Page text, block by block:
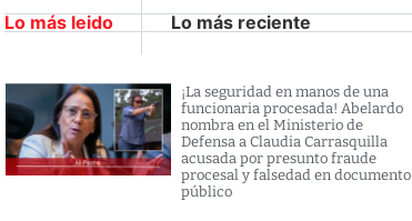
Lo más leido Lo más reciente
¡La seguridad en manos de una
funcionaria procesada! Abelardo
nombra en el Ministerio de
Defensa a Claudia Carrasquilla
acusada por presunto fraude
procesal y falsedad en documento
público